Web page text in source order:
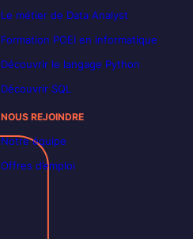
Le métier de Data Analyst
Formation POEI en informatique
Découvrir le langage Python
Découvrir SQL
NOUS REJOINDRE
Notre équipe
Offres d’emploi